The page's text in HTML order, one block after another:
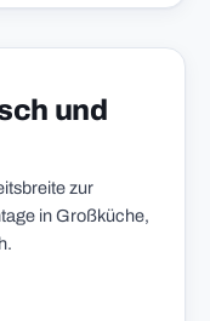
und
zur
in Großküche,